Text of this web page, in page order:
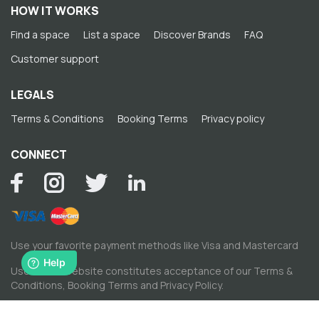
HOW IT WORKS
Find a space List a space Discover Brands
FAQ
Customer support
LEGALS
Terms & Conditions Booking Terms Privacy policy
CONNECT
Use your favorite payment methods like Visa and Mastercard
Use of this website constitutes acceptance of our Terms &
Conditions, Booking Terms and Privacy Policy.